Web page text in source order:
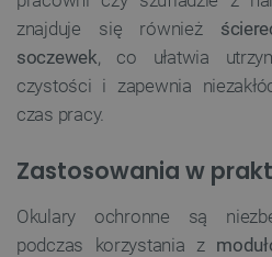
znajduje się również
soczewek, co ułatwia
czystości i zapewnia
czas pracy.
Zastosowania w
Okulary ochronne są
podczas korzystania z